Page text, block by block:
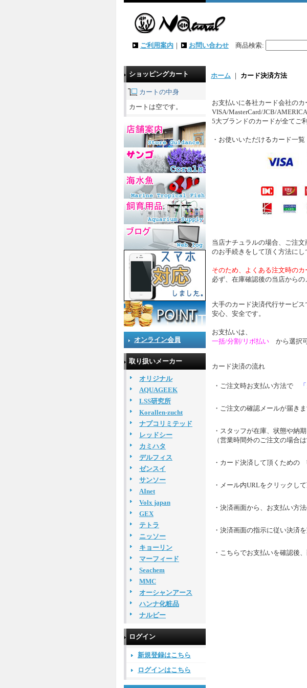
ご利用案内 ｜ お問い合わせ 商品検索:
ショッピングカート
カートの中身
カートは空です。
オンライン会員
取り扱いメーカー
オリジナル
AQUAGEEK
LSS研究所
Korallen-zucht
ナプコリミテッド
レッドシー
カミハタ
デルフィス
ゼンスイ
サンソー
AInet
Volx japan
GEX
テトラ
ニッソー
キョーリン
マーフィード
Seachem
MMC
オーシャンアース
ハンナ化粧品
ナルビー
ログイン
新規登録はこちら
ログインはこちら
ホーム ｜ カード決済方法
お支払いに各社カード会社のカ
VISA/MasterCard/JCB/
5大ブランドのカードが全てご
・お使いいただけるカード一覧
当店ナチュラルの場合、ご注
のお手続きをして頂く方法にし
そのため、よくある注文時の
必ず、在庫確認後の当店から
大手のカード決済代行サービ
安心、安全です。
お支払いは、
一括/分割/リボ払い から選択
カード決済の流れ
・ご注文時お支払い方法で
・ご注文の確認メールが届き
・スタッフが在庫、状態や納
（営業時間外のご注文の場合
・カード決済して頂くための
・メール内URLをクリックし
・決済画面から、お支払い方
・決済画面の指示に従い決済を
・こちらでお支払いを確認後